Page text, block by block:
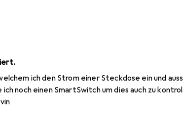
ich den Strom einer Steckdose ein und
noch einen SmartSwitch um dies auch zu